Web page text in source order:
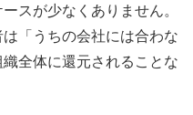
スが少なくありません。
「うちの会社には合わな
全体に還元されることな